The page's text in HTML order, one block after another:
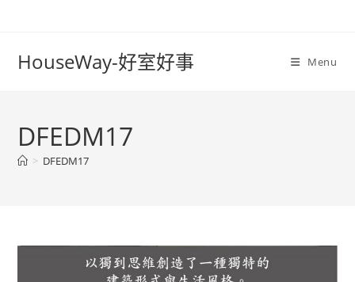
HouseWay-好室好事 Menu
DFEDM17
> DFEDM17